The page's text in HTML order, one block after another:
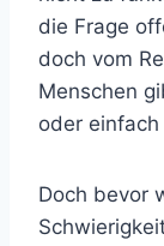
die Frage
doch vom
Menschen
oder
Doch bevor